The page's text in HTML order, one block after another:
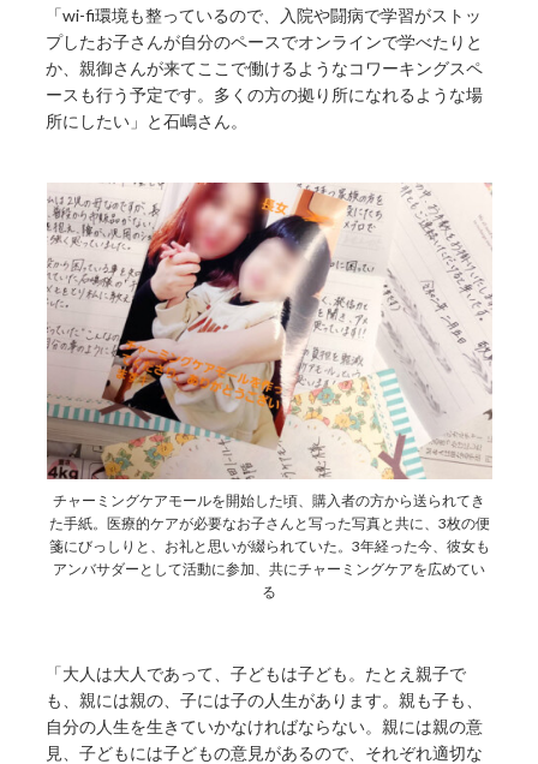
「wi-fi環境も整っているので、入院や闘病で学習がストッ
プしたお子さんが自分のペースでオンラインで学べたりと
か、親御さんが来てここで働けるようなコワーキングスペ
ースも行う予定です。多くの方の拠り所になれるような場
所にしたい」と石嶋さん。
チャーミングケアモールを開始した頃、購入者の方から送られてき
た手紙。医療的ケアが必要なお子さんと写った写真と共に、3枚の便
箋にびっしりと、お礼と思いが綴られていた。3年経った今、彼女も
アンバサダーとして活動に参加、共にチャーミングケアを広めてい
る
「大人は大人であって、子どもは子ども。たとえ親子で
も、親には親の、子には子の人生があります。親も子も、
自分の人生を生きていかなければならない。親には親の意
見、子どもには子どもの意見があるので、それぞれ適切な